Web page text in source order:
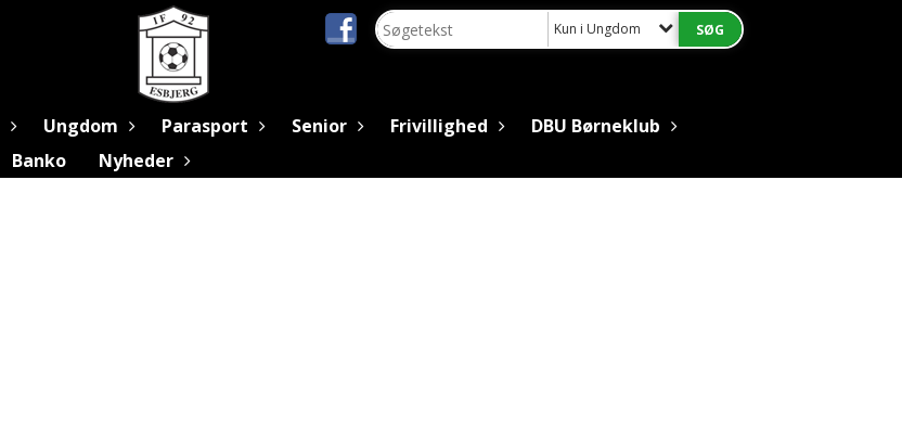
Kun i Ungdom
Ungdom Parasport Senior Frivillighed
DBU Børneklub
Banko Nyheder